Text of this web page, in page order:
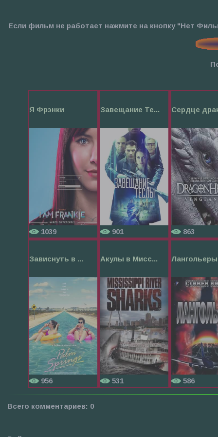
Если фильм не работает нажмите на кнопку "Нет
Я Фрэнки
1039
Завещание Те...
901
Сердце
863
Зависнуть в ...
956
Акулы в Мисс...
531
Лангольеры
586
Всего комментариев: 0